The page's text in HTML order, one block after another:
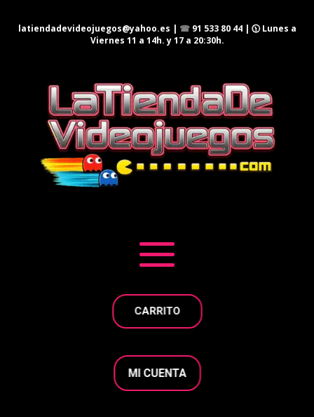
latiendadevideojuegos@yahoo.es | ☎ 91 533 80 44| 🕦 Lunes a
Viernes 11 a 14h. y 17 a 20:30h.
CARRITO
MI CUENTA